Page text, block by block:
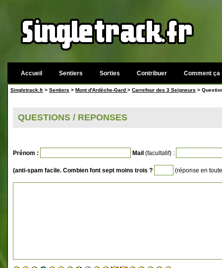
Accueil Sentiers Sorties Contribuer Comment ça
Singletrack.fr > Sentiers > Mont d'Ardèche-Gard > Carrefour des 3 Seigneurs >
QUESTIONS / REPONSES
Prénom : Mail (facultatif) :
(anti-spam facile. Combien font sept moins trois ? (réponse en